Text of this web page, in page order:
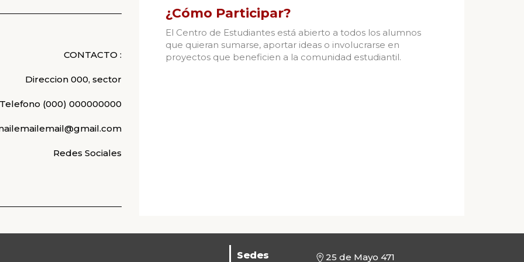
CONTACTO :
Direccion 000, sector
(000) 000000000
Redes Sociales
¿Cómo Participar?
El Centro de Estudiantes está abierto a todos los alumnos
que quieran sumarse, aportar ideas o involucrarse en
proyectos que beneficien a la comunidad estudiantil.
Sedes 25 de Mayo 471